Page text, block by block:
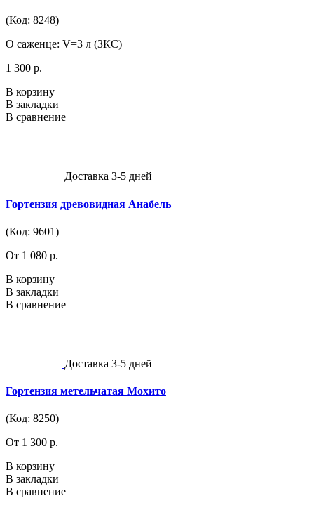
(Код: 8248)
О саженце: V=3 л (ЗКС)
1 300 р.
В корзину
В закладки
В сравнение
Доставка 3-5 дней
Гортензия древовидная Анабель
(Код: 9601)
От 1 080 р.
В корзину
В закладки
В сравнение
Доставка 3-5 дней
Гортензия метельчатая Мохито
(Код: 8250)
От 1 300 р.
В корзину
В закладки
В сравнение